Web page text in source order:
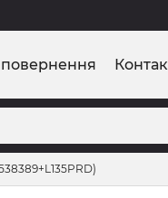
повернення